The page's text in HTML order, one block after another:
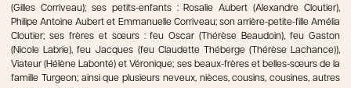
(Gilles Corriveau); ses petits-enfants : Rosalie Aubert (Alexandre Cloutier),
Philipe Antoine Aubert et Emmanuelle Corriveau; son arrière-petite-fille Amélia
Cloutier; ses frères et sœurs : feu Oscar (Thérèse Beaudoin), feu Gaston
(Nicole Labrie), feu Jacques (feu Claudette Théberge (Thérèse Lachance)),
Viateur (Hélène Labonté) et Véronique; ses beaux-frères et belles-sœurs de la
famille Turgeon; ainsi que plusieurs neveux, nièces, cousins, cousines, autres